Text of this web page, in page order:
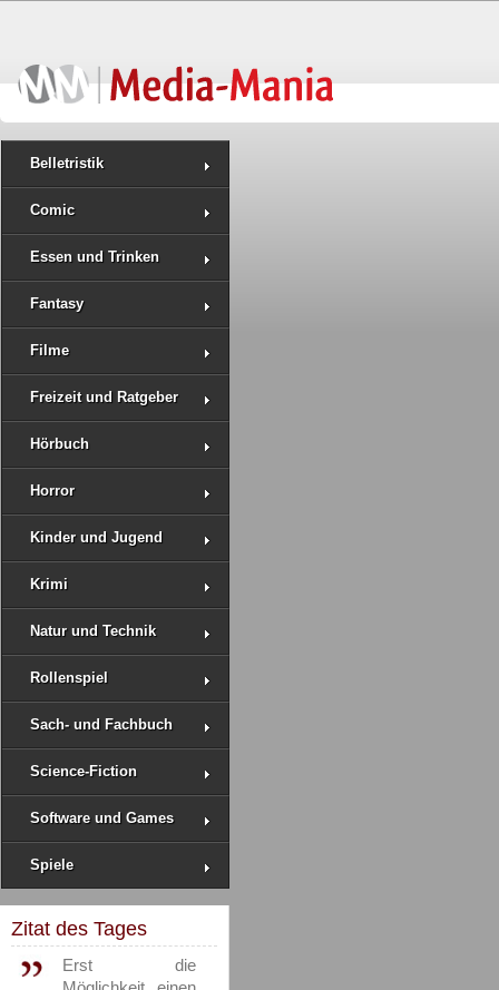
Belletristik
Comic
Essen und Trinken
Fantasy
Filme
Freizeit und Ratgeber
Hörbuch
Horror
Kinder und Jugend
Krimi
Natur und Technik
Rollenspiel
Sach- und Fachbuch
Science-Fiction
Software und Games
Spiele
Zitat des Tages
Erst die